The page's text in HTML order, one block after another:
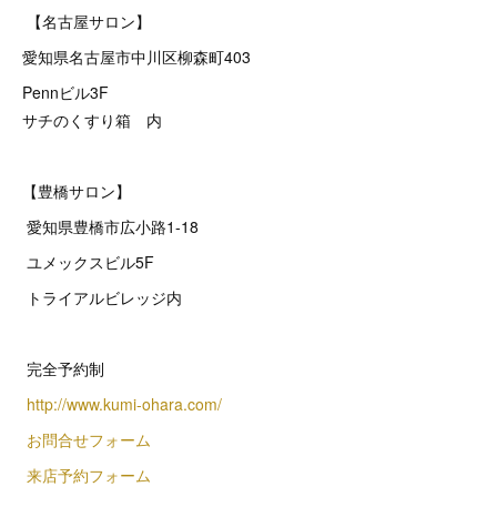
【名古屋サロン】
愛知県名古屋市中川区柳森町403
Pennビル3F
サチのくすり箱 内
【豊橋サロン】
愛知県豊橋市広小路1-18
ユメックスビル5F
トライアルビレッジ内
完全予約制
http://www.kumi-ohara.com/
お問合せフォーム
来店予約フォーム